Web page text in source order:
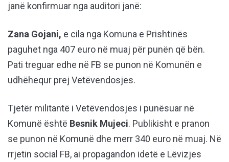
janë konfirmuar nga auditori janë:
Zana Gojani, e cila nga Komuna e Prishtinës
paguhet nga 407 euro në muaj për punën që bën.
Pati treguar edhe në FB se punon në Komunën e
udhëhequr prej Vetëvendosjes.
Tjetër militantë i Vetëvendosjes i punësuar në
Komunë është Besnik Mujeci. Publikisht e pranon
se punon në Komunë dhe merr 340 euro në muaj. Në
rrjetin social FB, ai propagandon idetë e Lëvizjes